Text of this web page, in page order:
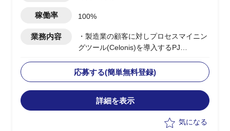
稼働率 100%
業務内容
・製造業の顧客に対しプロセスマイニン
グツール(Celonis)を導入するPJ
・顧客折衝の中で要件をまとめ資料を作
成
応募する(簡単無料登録)
詳細を表示
気になる